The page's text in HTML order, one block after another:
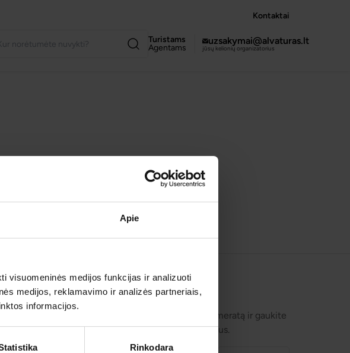
Apie
visuomeninės medijos funkcijas ir analizuoti
medijos, reklamavimo ir analizės partneriais,
informacijos.
Rinkodara
Kontaktai
Turistams
Agentams
uzsakymai@alvaturas.lt
jūsų kelionių organizatorius
ir informacija
kelionių sąlygos
Prenumeruokite!
Užsisakykite prenumeratą ir gaukite
geriausius pasiūlymus.